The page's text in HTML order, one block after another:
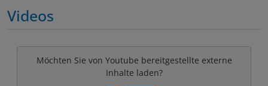
Videos
Möchten Sie von Youtube bereitgestellte externe
Inhalte laden?